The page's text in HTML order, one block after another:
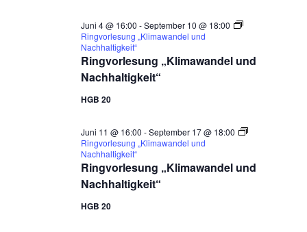
Ringvorlesung „Klimawandel und
Nachhaltigkeit“
Juni 4 @ 16:00 -September 10 @ 18:00
Ringvorlesung „Klimawandel und
Nachhaltigkeit“
HGB 20
Ringvorlesung „Klimawandel und
Nachhaltigkeit“
Juni 11 @ 16:00 -September 17 @ 18:00
Ringvorlesung „Klimawandel und
Nachhaltigkeit“
HGB 20